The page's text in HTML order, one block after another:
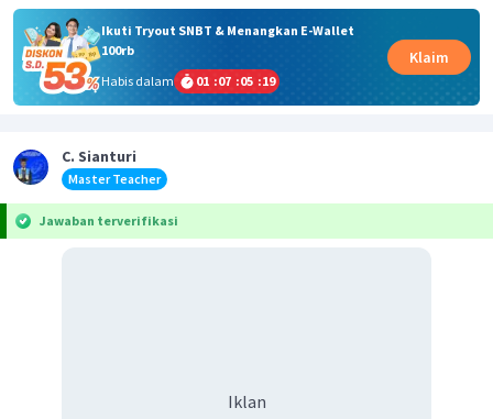
Ikuti Tryout SNBT & Menangkan E-Wallet
100rb
Habis dalam
01 :07 :05 :19
Klaim
C. Sianturi
Master Teacher
Jawaban terverifikasi
Iklan